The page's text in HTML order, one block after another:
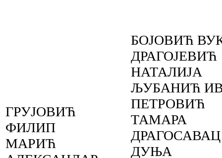
ГРУЈОВИЋ
ФИЛИП
МАРИЋ
БОЈОВИЋ
ДРАГОЈЕВИЋ
НАТАЛИЈА
ЉУБАНИЋ
ПЕТРОВИЋ
ТАМАРА
ДРАГОСАВАЦ
ДУЊА